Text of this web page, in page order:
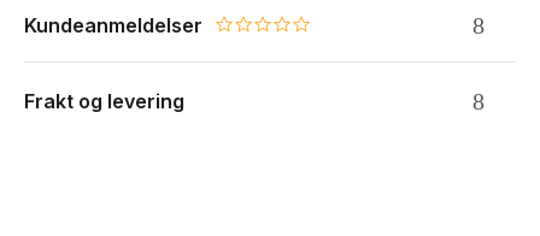
Kundeanmeldelser 0.0 star rating
Frakt og levering